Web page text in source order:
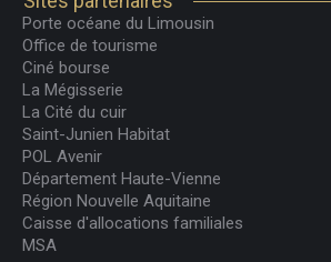
Porte océane du Limousin
Office de tourisme
Ciné bourse
La Mégisserie
La Cité du cuir
Saint-Junien Habitat
POL Avenir
Département Haute-Vienne
Région Nouvelle Aquitaine
Caisse d'allocations familiales
MSA